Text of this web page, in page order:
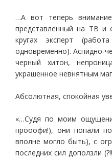
…А вот теперь
представленный на ТВ и
кругах эксперт
одновременно). Аспидно-
черный хитон,
украшенное невнятным
Абсолютная, спокойная
«…Судя по моим
прооофи!), они попали
вполне могло быть), с
последних сил доползли